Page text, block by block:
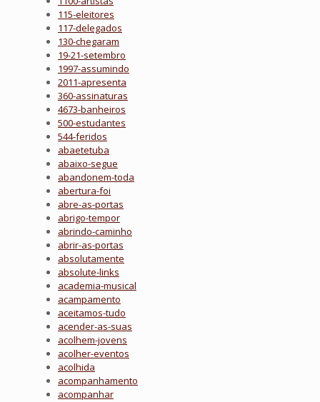
115-eleitores
117-delegados
130-chegaram
19-21-setembro
1997-assumindo
2011-apresenta
360-assinaturas
4673-banheiros
500-estudantes
544-feridos
abaetetuba
abaixo-segue
abandonem-toda
abertura-foi
abre-as-portas
abrigo-tempor
abrindo-caminho
abrir-as-portas
absolutamente
absolute-links
academia-musical
acampamento
aceitamos-tudo
acender-as-suas
acolhem-jovens
acolher-eventos
acolhida
acompanhamento
acompanhar